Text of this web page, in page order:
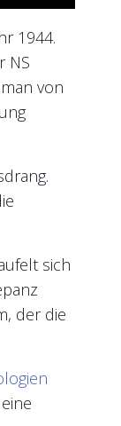
1944.
NS
von
sich
der die